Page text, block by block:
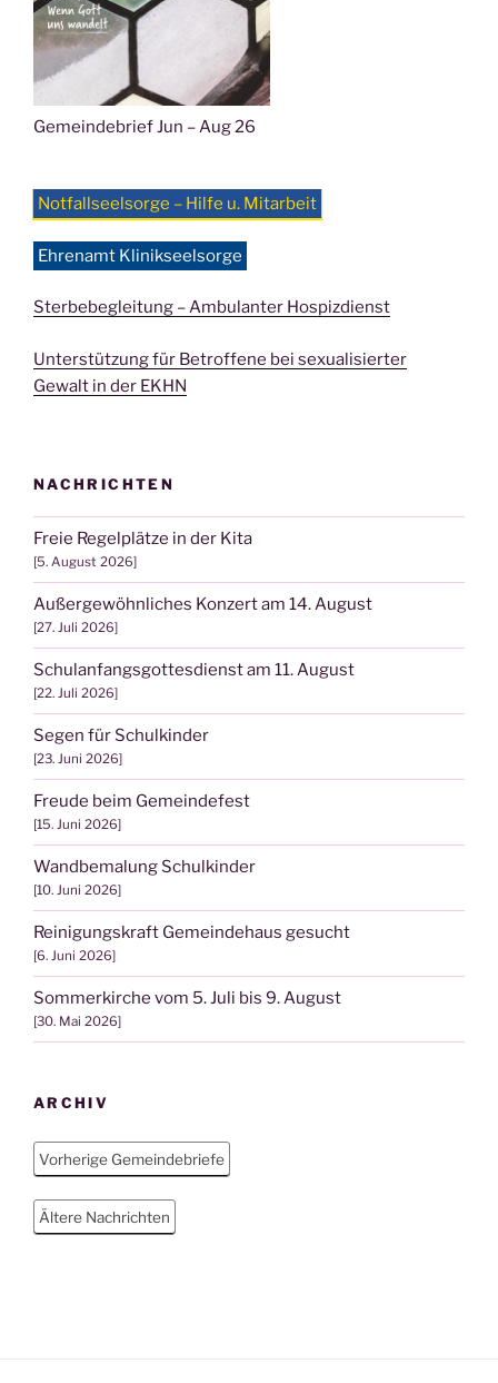
Gemeindebrief Jun – Aug 26
Notfallseelsorge – Hilfe u. Mitarbeit
Ehrenamt Klinikseelsorge
Sterbebegleitung – Ambulanter Hospizdienst
Unterstützung für Betroffene bei sexualisierter
Gewalt in der EKHN
NACHRICHTEN
Freie Regelplätze in der Kita
5. August 2026
Außergewöhnliches Konzert am 14. August
27. Juli 2026
Schulanfangsgottesdienst am 11. August
22. Juli 2026
Segen für Schulkinder
23. Juni 2026
Freude beim Gemeindefest
15. Juni 2026
Wandbemalung Schulkinder
10. Juni 2026
Reinigungskraft Gemeindehaus gesucht
6. Juni 2026
Sommerkirche vom 5. Juli bis 9. August
30. Mai 2026
ARCHIV
Vorherige Gemeindebriefe
Ältere Nachrichten